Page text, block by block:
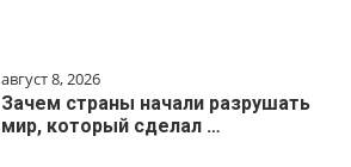
август 8, 2026
Зачем страны начали разрушать
мир, который сделал …